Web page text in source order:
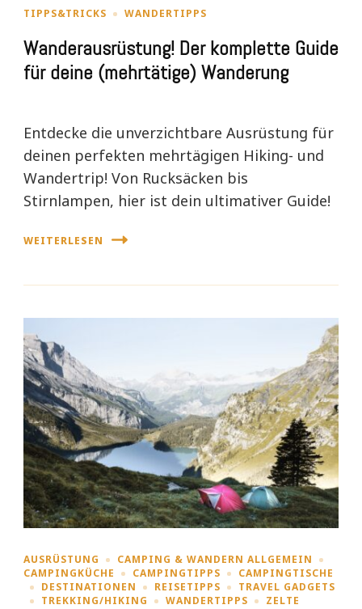
TIPPS&TRICKS WANDERTIPPS
Wanderausrüstung! Der komplette Guide
für deine (mehrtätige) Wanderung
Entdecke die unverzichtbare Ausrüstung für
deinen perfekten mehrtägigen Hiking- und
Wandertrip! Von Rucksäcken bis
Stirnlampen, hier ist dein ultimativer Guide!
WEITERLESEN
AUSRÜSTUNG
CAMPING & WANDERN ALLGEMEIN
CAMPINGKÜCHE
CAMPINGTIPPS
CAMPINGTISCHE
DESTINATIONEN
REISETIPPS
TRAVEL GADGETS
TREKKING/HIKING
WANDERTIPPS ZELTE